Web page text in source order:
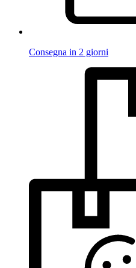
Consegna in 2 giorni